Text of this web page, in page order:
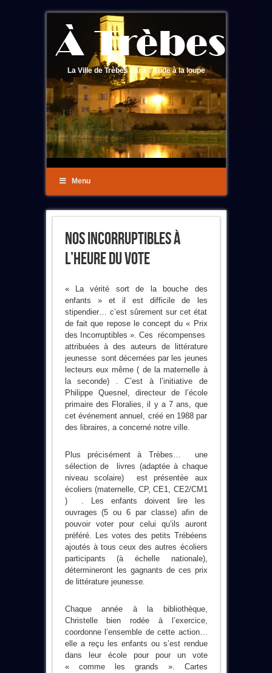
La Ville de Trèbes dans l'Aude à la loupe
Menu
Nos Incorruptibles À
L’heure Du Vote
« La vérité sort de la bouche des
enfants » et il est difficile de les
stipendier… c’est sûrement sur cet état
de fait que repose le concept du « Prix
des Incorruptibles ». Ces récompenses
attribuées à des auteurs de littérature
jeunesse sont décernées par les jeunes
lecteurs eux même ( de la maternelle à
la seconde) . C’est à l’initiative de
Philippe Quesnel, directeur de l’école
primaire des Floralies, il y a 7 ans, que
cet événement annuel, créé en 1988 par
des libraires, a concerné notre ville.
Plus précisément à Trèbes… une
sélection de livres (adaptée à chaque
niveau scolaire) est présentée aux
écoliers (maternelle, CP, CE1, CE2/CM1
) . Les enfants doivent lire les
ouvrages (5 ou 6 par classe) afin de
pouvoir voter pour celui qu’ils auront
préféré. Les votes des petits Trébéens
ajoutés à tous ceux des autres écoliers
participants (à échelle nationale),
détermineront les gagnants de ces prix
de littérature jeunesse.
Chaque année à la bibliothèque,
Christelle bien rodée à l’exercice,
coordonne l’ensemble de cette action…
elle a reçu les enfants ou s’est rendue
dans leur école pour pour un vote
« comme les grands ». Cartes